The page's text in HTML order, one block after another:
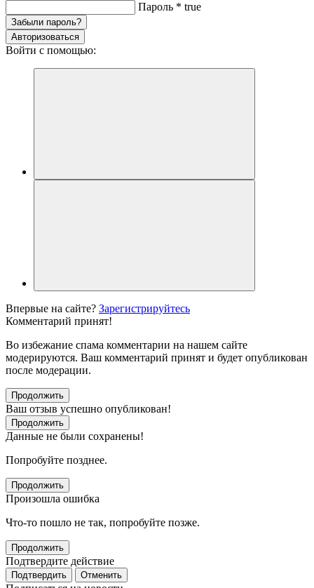
Пароль * true
Забыли пароль?
Авторизоваться
Войти с помощью:
Впервые на сайте? Зарегистрируйтесь
Комментарий принят!
Во избежание спама комментарии на нашем сайте
модерируются. Ваш комментарий принят и будет опубликован
после модерации.
Продолжить
Ваш отзыв успешно опубликован!
Продолжить
Данные не были сохранены!
Попробуйте позднее.
Продолжить
Произошла ошибка
Что-то пошло не так, попробуйте позже.
Продолжить
Подтвердите действие
Подтвердить Отменить